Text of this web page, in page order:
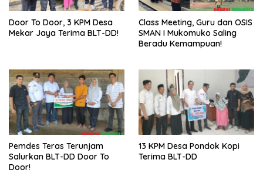
Door To Door, 3 KPM Desa
Mekar Jaya Terima BLT-DD!
Class Meeting, Guru dan OSIS
SMAN I Mukomuko Saling
Beradu Kemampuan!
Pemdes Teras Terunjam
Salurkan BLT-DD Door To
Door!
13 KPM Desa Pondok Kopi
Terima BLT-DD